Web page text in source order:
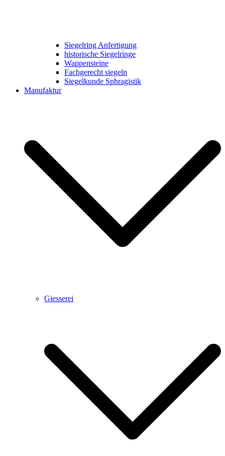
Siegelring Anfertigung
historische Siegelringe
Wappensteine
Fachgerecht siegeln
Siegelkunde Sphragistik
Manufaktur
Giesserei